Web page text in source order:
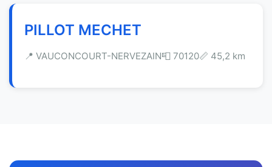
PILLOT MECHET
📍 VAUCONCOURT-NERVEZAIN📮 70120📏 45,2 km